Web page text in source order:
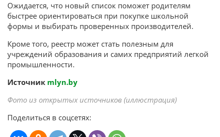
Ожидается, что новый список поможет родителям
быстрее ориентироваться при покупке школьной
формы и выбирать проверенных производителей.
Кроме того, реестр может стать полезным для
учреждений образования и самих предприятий легкой
промышленности.
Источник mlyn.by
Фото из открытых источников (иллюстрация)
Поделиться в соцсетях: